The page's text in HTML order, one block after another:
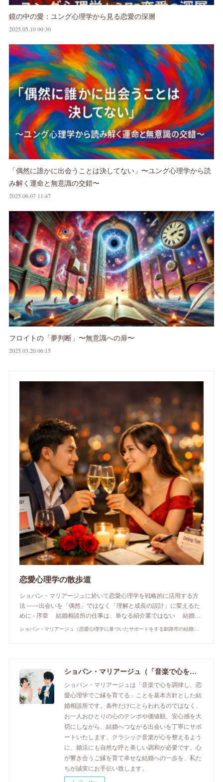
鏡の中の愛：ユング心理学から見る恋愛の深層
2025.05.10 00:30
「偶然に誰かに出会うことは決してない」〜ユング心理学から読
み解く運命と無意識の交錯〜
2025.06.07 11:47
フロイトの「夢判断」〜無意識への扉〜
2025.03.20 06:15
恋愛心理学の散歩道
ショパン・マリアージュに於いて恋愛心理学を戦略的に活用する方
法 ――出会いを「偶然」ではなく「理解と成長の設計」に変えるた
めに - 序章 結婚相談所の仕事は、単なる紹介業ではない 結婚…
ショパン・マリアージュ（恋愛心理学に基づいたサポートをする釧路市の結婚相談所）/ 全国結婚相談事業者連盟正規加盟店 / cherry-piano.com
ショパン・マリアージュ（「音楽で心を調律し恋愛心理学でご縁を育てる」釧路市の結婚相談所）/ 全国結婚相談事業者連盟正規加盟店 / cherry-piano.com
ショパン・マリアージュは「音楽で心を調律し、恋
愛心理学でご縁を育てる」ことを基本方針とした結
婚相談所です。条件だけにとらわれるのではなく、
お一人おひとりの心のテンポや価値観、安心感を大
切にしながら、結婚へつながる出会いを丁寧にサポ
ートいたします。クラシック音楽が心を整えるよう
に、婚活にも自然な呼と美しい調和が必要です。心
が響き合うご縁を育て幸せな結婚への一歩を、私た
ちが誠実にお手伝い致します。